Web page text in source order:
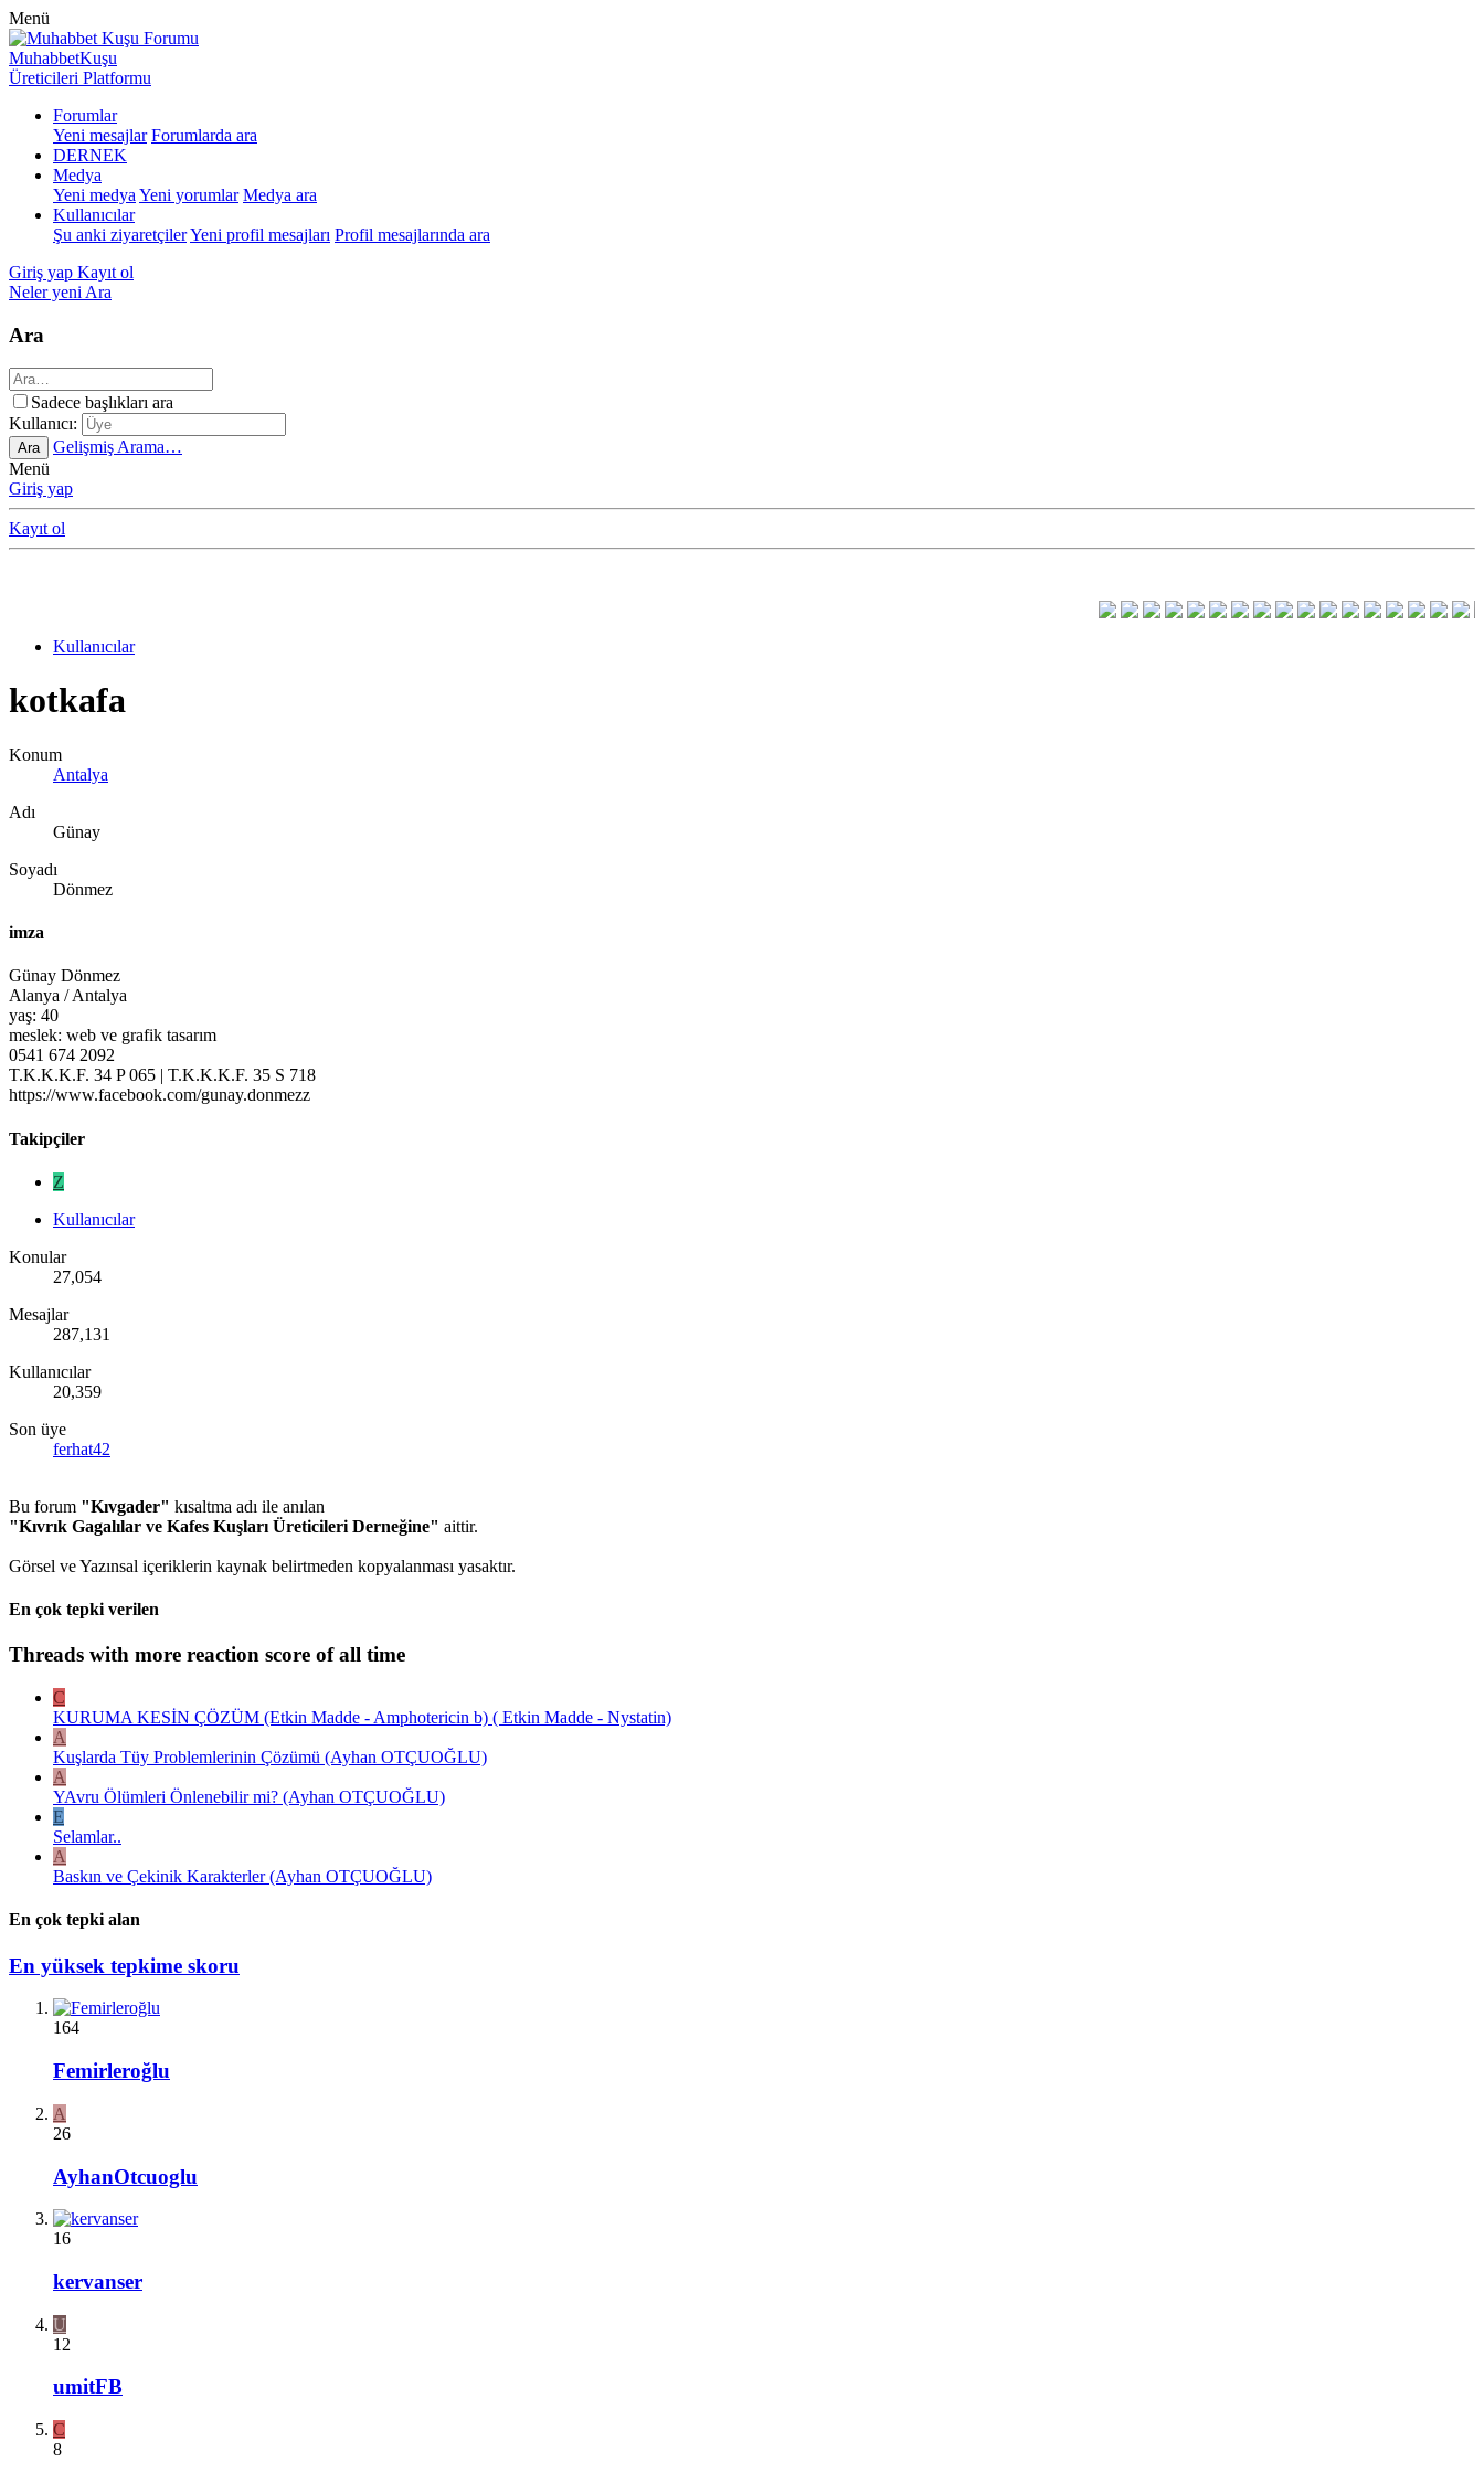
Menü
MuhabbetKuşu
Üreticileri Platformu
Forumlar
Yeni mesajlar Forumlarda ara
DERNEK
Medya
Yeni medya Yeni yorumlar Medya ara
Kullanıcılar
Şu anki ziyaretçilerYeni profil mesajları Profil mesajlarında ara
Giriş yap Kayıt ol
Neler yeni Ara
Ara
Sadece başlıkları ara
Kullanıcı:
Ara
Gelişmiş Arama…
Menü
Giriş yap
Kayıt ol
Kullanıcılar
kotkafa
Konum
Antalya
Adı
Günay
Soyadı
Dönmez
imza
Günay Dönmez
Alanya / Antalya
yaş: 40
meslek: web ve grafik tasarım
0541 674 2092
T.K.K.K.F. 34 P 065 | T.K.K.K.F. 35 S 718
https://www.facebook.com/gunay.donmezz
Takipçiler
Z
Kullanıcılar
Konular
27,054
Mesajlar
287,131
Kullanıcılar
20,359
Son üye
ferhat42
Bu forum "Kıvgader" kısaltma adı ile anılan
"Kıvrık Gagalılar ve Kafes Kuşları Üreticileri Derneğine" aittir.
Görsel ve Yazınsal içeriklerin kaynak belirtmeden kopyalanması yasaktır.
En çok tepki verilen
Threads with more reaction score of all time
C
KURUMA KESİN ÇÖZÜM (Etkin Madde - Amphotericin b) ( Etkin Madde - Nystatin)
A
Kuşlarda Tüy Problemlerinin Çözümü (Ayhan OTÇUOĞLU)
A
YAvru Ölümleri Önlenebilir mi? (Ayhan OTÇUOĞLU)
E
Selamlar..
A
Baskın ve Çekinik Karakterler (Ayhan OTÇUOĞLU)
En çok tepki alan
En yüksek tepkime skoru
164
Femirleroğlu
A
26
AyhanOtcuoglu
16
kervanser
U
12
umitFB
C
8